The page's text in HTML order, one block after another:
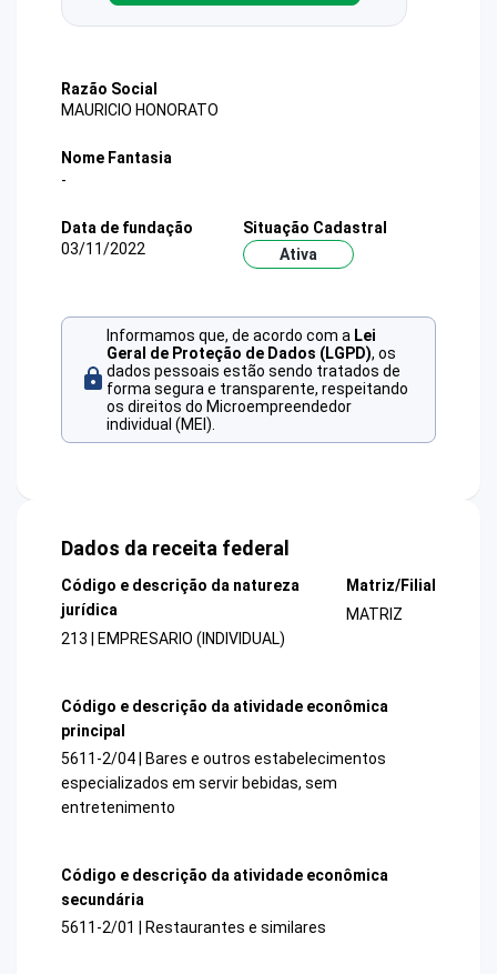
Razão Social
MAURICIO HONORATO
Nome Fantasia
-
Data de fundação
03/11/2022
Situação Cadastral
Ativa
Informamos que, de acordo com a Lei
Geral de Proteção de Dados (LGPD), os
dados pessoais estão sendo tratados de
forma segura e transparente, respeitando
os direitos do Microempreendedor
individual (MEI).
Dados da receita federal
Código e descrição da natureza
jurídica
213 | EMPRESARIO (INDIVIDUAL)
Matriz/Filial
MATRIZ
Código e descrição da atividade econômica
principal
5611-2/04 | Bares e outros estabelecimentos
especializados em servir bebidas, sem
entretenimento
Código e descrição da atividade econômica
secundária
5611-2/01 | Restaurantes e similares